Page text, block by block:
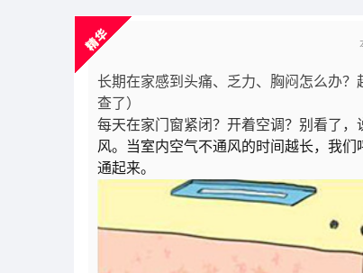
长期在家感到头痛、乏力、胸闷怎么办？
查了）
每天在家门窗紧闭？开着空调？别看了，
风。 当室内空气不通风的时间越长，我们
通起来。